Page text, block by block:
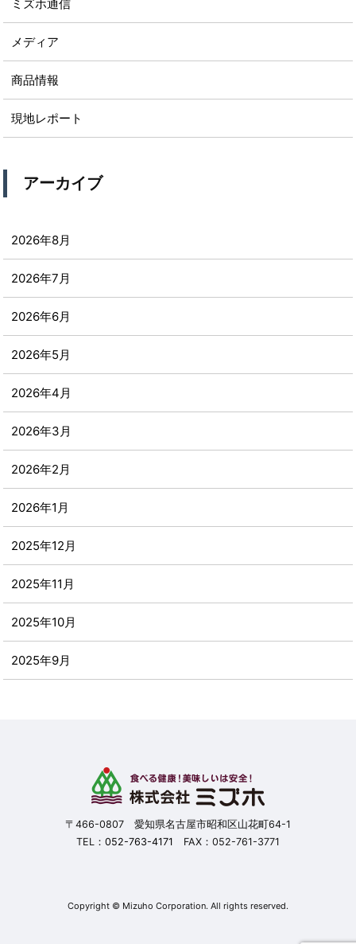
ミズホ通信
メディア
商品情報
現地レポート
アーカイブ
2026年8月
2026年7月
2026年6月
2026年5月
2026年4月
2026年3月
2026年2月
2026年1月
2025年12月
2025年11月
2025年10月
2025年9月
〒466-0807 愛知県名古屋市昭和区山花町64-1
TEL： 052-763-4171 FAX：052-761-3771
Copyright © Mizuho Corporation. All rights reserved.